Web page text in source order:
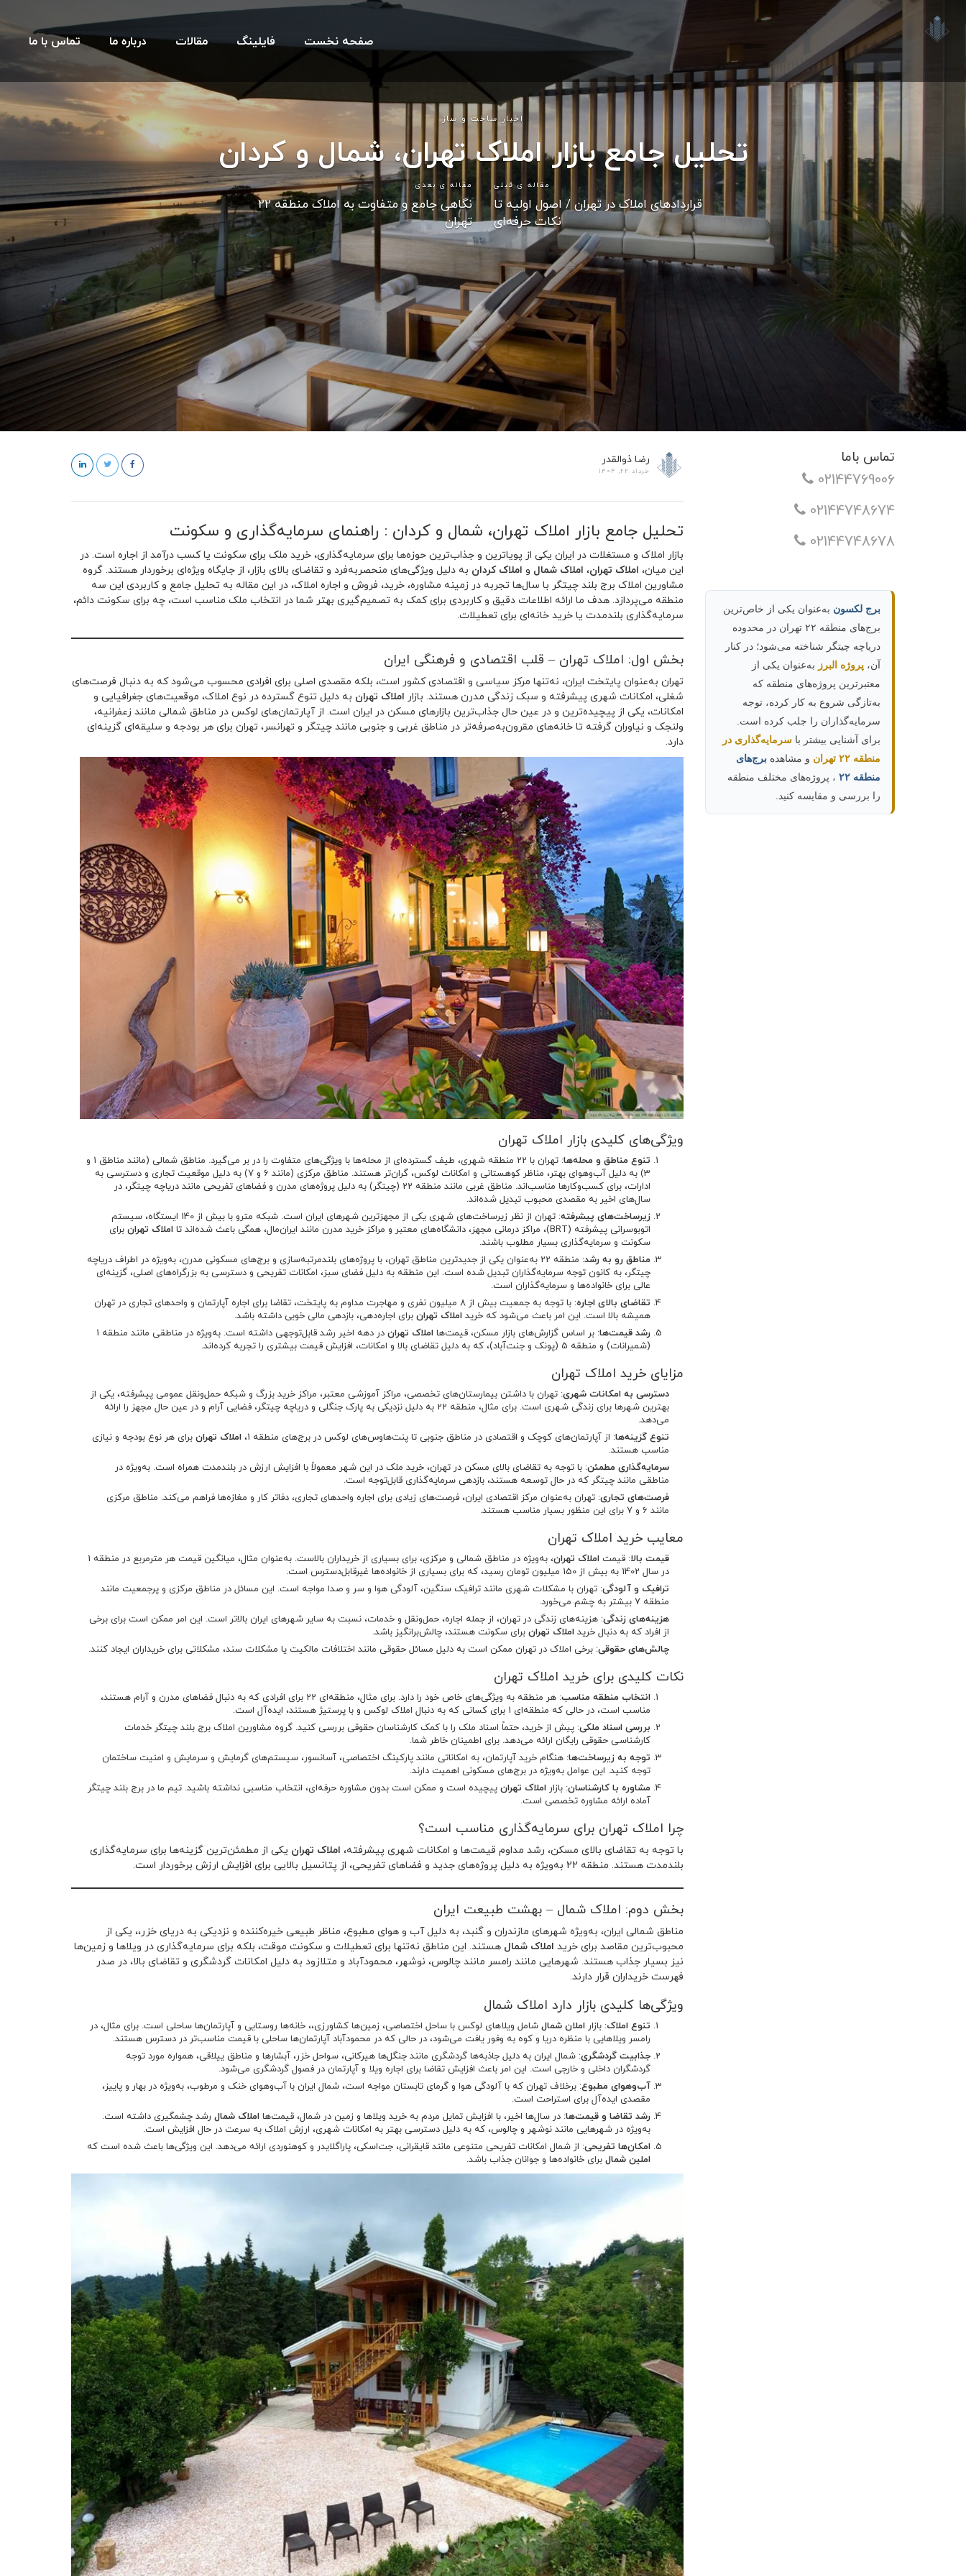
اخبار ساخت و ساز
تحلیل جامع بازار املاک تهران، شمال و کردان
مقاله ی قبلی
قراردادهای املاک در تهران / اصول اولیه تا
نکات حرفه‌ای
مقاله ی بعدی
نگاهی جامع و متفاوت به املاک منطقه 22
تهران
صفحه نخست فایلینگ مقالات درباره ما تماس با ما
تماس باما
02144769006
02144748674
02144748678
برج لکسون به‌عنوان یکی از خاص‌ترین
برج‌های منطقه ۲۲ تهران در محدوده
دریاچه چیتگر شناخته می‌شود؛ در کنار
آن،پروژه البرز به‌عنوان یکی از
معتبرترین پروژه‌های منطقه که
به‌تازگی شروع به کار کرده، توجه
سرمایه‌گذاران را جلب کرده است.
برای آشنایی بیشتر باسرمایه‌گذاری در
منطقه ۲۲ تهران
و مشاهدهبرج‌های
منطقه ۲۲
، پروژه‌های مختلف منطقه
را بررسی و مقایسه کنید.
رضا ذوالقدر
خرداد 22, 1404
تحلیل جامع بازار املاک تهران، شمال و کردان : راهنمای سرمایه‌گذاری و سکونت
بازار املاک و مستغلات در ایران یکی از پویاترین و جذاب‌ترین حوزه‌ها برای سرمایه‌گذاری، خرید ملک برای سکونت یا کسب درآمد از اجاره است. در
این میان، املاک تهران، املاک شمال و املاک کردان به دلیل ویژگی‌های منحصربه‌فرد و تقاضای بالای بازار، از جایگاه ویژه‌ای برخوردار هستند. گروه
مشاورین املاک برج بلند چیتگر با سال‌ها تجربه در زمینه مشاوره، خرید، فروش و اجاره املاک، در این مقاله به تحلیل جامع و کاربردی این سه
منطقه می‌پردازد. هدف ما ارائه اطلاعات دقیق و کاربردی برای کمک به تصمیم‌گیری بهتر شما در انتخاب ملک مناسب است، چه برای سکونت دائم،
سرمایه‌گذاری بلندمدت یا خرید خانه‌ای برای تعطیلات.
بخش اول: املاک تهران – قلب اقتصادی و فرهنگی ایران
تهران به‌عنوان پایتخت ایران، نه‌تنها مرکز سیاسی و اقتصادی کشور است، بلکه مقصدی اصلی برای افرادی محسوب می‌شود که به دنبال فرصت‌های
شغلی، امکانات شهری پیشرفته و سبک زندگی مدرن هستند. بازار املاک تهران به دلیل تنوع گسترده در نوع املاک، موقعیت‌های جغرافیایی و
امکانات، یکی از پیچیده‌ترین و در عین حال جذاب‌ترین بازارهای مسکن در ایران است. از آپارتمان‌های لوکس در مناطق شمالی مانند زعفرانیه،
ولنجک و نیاوران گرفته تا خانه‌های مقرون‌به‌صرفه‌تر در مناطق غربی و جنوبی مانند چیتگر و تهرانسر، تهران برای هر بودجه و سلیقه‌ای گزینه‌ای
دارد.
ویژگی‌های کلیدی بازار املاک تهران
تنوع مناطق و محله‌ها
: تهران با 22 منطقه شهری، طیف گسترده‌ای از محله‌ها با ویژگی‌های متفاوت را در بر می‌گیرد. مناطق شمالی (مانند مناطق 1 و
3) به دلیل آب‌وهوای بهتر، مناظر کوهستانی و امکانات لوکس، گران‌تر هستند. مناطق مرکزی (مانند 6 و 7) به دلیل موقعیت تجاری و دسترسی به
ادارات، برای کسب‌وکارها مناسب‌اند. مناطق غربی مانند منطقه 22 (چیتگر) به دلیل پروژه‌های مدرن و فضاهای تفریحی مانند دریاچه چیتگر، در
سال‌های اخیر به مقصدی محبوب تبدیل شده‌اند.
زیرساخت‌های پیشرفته
: تهران از نظر زیرساخت‌های شهری یکی از مجهزترین شهرهای ایران است. شبکه مترو با بیش از 140 ایستگاه، سیستم
اتوبوسرانی پیشرفته (BRT)، مراکز درمانی مجهز، دانشگاه‌های معتبر و مراکز خرید مدرن مانند ایران‌مال، همگی باعث شده‌اند تا
املاک تهران برای
سکونت و سرمایه‌گذاری بسیار مطلوب باشند.
مناطق رو به رشد
: منطقه 22 به‌عنوان یکی از جدیدترین مناطق تهران، با پروژه‌های بلندمرتبه‌سازی و برج‌های مسکونی مدرن، به‌ویژه در اطراف دریاچه
چیتگر، به کانون توجه سرمایه‌گذاران تبدیل شده است. این منطقه به دلیل فضای سبز، امکانات تفریحی و دسترسی به بزرگراه‌های اصلی، گزینه‌ای
عالی برای خانواده‌ها و سرمایه‌گذاران است.
تقاضای بالای اجاره
: با توجه به جمعیت بیش از 8 میلیون نفری و مهاجرت مداوم به پایتخت، تقاضا برای اجاره آپارتمان و واحدهای تجاری در تهران
همیشه بالا است. این امر باعث می‌شود که خریداملاک تهران برای اجاره‌دهی، بازدهی مالی خوبی داشته باشد.
رشد قیمت‌ها: بر اساس گزارش‌های بازار مسکن، قیمت‌هااملاک تهران
در دهه اخیر رشد قابل‌توجهی داشته است. به‌ویژه در مناطقی مانند منطقه 1
(شمیرانات) و منطقه 5 (پونک و جنت‌آباد)، که به دلیل تقاضای بالا و امکانات، افزایش قیمت بیشتری را تجربه کرده‌اند.
مزایای خرید املاک تهران
دسترسی به امکانات شهری: تهران با داشتن بیمارستان‌های تخصصی، مراکز آموزشی معتبر، مراکز خرید بزرگ و شبکه حمل‌ونقل عمومی پیشرفته، یکی از
بهترین شهرها برای زندگی شهری است. برای مثال، منطقه 22 به دلیل نزدیکی به پارک جنگلی و دریاچه چیتگر، فضایی آرام و در عین حال مجهز را ارائه
می‌دهد.
تنوع گزینه‌ها: از آپارتمان‌های کوچک و اقتصادی در مناطق جنوبی تا پنت‌هاوس‌های لوکس در برج‌های منطقه 1، املاک تهران برای هر نوع بودجه و نیازی
مناسب هستند.
سرمایه‌گذاری مطمئن: با توجه به تقاضای بالای مسکن در تهران، خرید ملک در این شهر معمولاً با افزایش ارزش در بلندمدت همراه است. به‌ویژه در
مناطقی مانند چیتگر که در حال توسعه هستند، بازدهی سرمایه‌گذاری قابل‌توجه است.
فرصت‌های تجاری: تهران به‌عنوان مرکز اقتصادی ایران، فرصت‌های زیادی برای اجاره واحدهای تجاری، دفاتر کار و مغازه‌ها فراهم می‌کند. مناطق مرکزی
مانند 6 و 7 برای این منظور بسیار مناسب هستند.
معایب خرید املاک تهران
قیمت بالا: قیمتاملاک تهران
، به‌ویژه در مناطق شمالی و مرکزی، برای بسیاری از خریداران بالاست. به‌عنوان مثال، میانگین قیمت هر مترمربع در منطقه 1
در سال 1402 به بیش از 150 میلیون تومان رسید، که برای بسیاری از خانواده‌ها غیرقابل‌دسترس است.
ترافیک و آلودگی: تهران با مشکلات شهری مانند ترافیک سنگین، آلودگی هوا و سر و صدا مواجه است. این مسائل در مناطق مرکزی و پرجمعیت مانند
منطقه 7 بیشتر به چشم می‌خورد.
هزینه‌های زندگی: هزینه‌های زندگی در تهران، از جمله اجاره، حمل‌ونقل و خدمات، نسبت به سایر شهرهای ایران بالاتر است. این امر ممکن است برای برخی
از افراد که به دنبال خریداملاک تهران برای سکونت هستند، چالش‌برانگیز باشد.
چالش‌های حقوقی: برخی املاک در تهران ممکن است به دلیل مسائل حقوقی مانند اختلافات مالکیت یا مشکلات سند، مشکلاتی برای خریداران ایجاد کنند.
نکات کلیدی برای خرید املاک تهران
انتخاب منطقه مناسب
: هر منطقه به ویژگی‌های خاص خود را دارد. برای مثال، منطقه‌ای 22 برای افرادی که به دنبال فضا‌های مدرن و آرام هستند،
مناسب است، در حالی که منطقه‌ای 1 برای کسانی که به دنبال املاک لوکس و با پرستیژ هستند، ایده‌آل است.
بررسی اسناد ملکی: پیش از خرید، حتماً اسناد ملک را با کمک کارشناسان حقوقی بررسی کنید. گروه مشاورین املاک برج بلند چیتگر خدمات
کارشناسی حقوقی رایگان ارائه می‌دهد. برای اطمینان خاطر شما.
توجه به زیرساخت‌ها: هنگام خرید آپارتمان، به امکاناتی مانند پارکینگ اختصاصی، آسانسور، سیستم‌های گرمایش و سرمایش و امنیت ساختمان
توجه کنید. این عوامل به‌ویژه در برج‌های مسکونی اهمیت دارند.
مشاوره با کارشناسان: بازاراملاک تهران پیچیده است و ممکن است بدون مشاوره حرفه‌ای، انتخاب مناسبی نداشته باشید. تیم ما در برج بلند چیتگر
آماده ارائه مشاوره تخصصی است.
چرا املاک تهران برای سرمایه‌گذاری مناسب است؟
با توجه به تقاضای بالای مسکن، رشد مداوم قیمت‌ها و امکانات شهری پیشرفته، املاک تهران یکی از مطمئن‌ترین گزینه‌ها برای سرمایه‌گذاری
بلندمدت هستند. منطقه 22 به‌ویژه به دلیل پروژه‌های جدید و فضا‌های تفریحی، از پتانسیل بالایی برای افزایش ارزش برخوردار است.
بخش دوم: املاک شمال – بهشت طبیعت ایران
مناطق شمالی ایران، به‌ویژه شهرهای مازندران و گنبد، به دلیل آب و هوای مطبوع، مناظر طبیعی خیره‌کننده و نزدیکی به دریای خزر،، یکی از
محبوب‌ترین مقاصد برای خرید املاک شمال هستند. این مناطق نه‌تنها برای تعطیلات و سکونت موقت، بلکه برای سرمایه‌گذاری در ویلا‌ها و زمین‌ها
نیز بسیار جذاب هستند. شهرهایی مانند رامسر مانند چالوس، نوشهر، محمودآباد و متلازود به دلیل امکانات گردشگری و تقاضای بالا، در صدر
فهرست خریداران قرار دارند.
ویژگی‌ها کلیدی بازار دارد املاک شمال
تنوع املاک: بازاراملان شمال شامل ویلاهای لوکس با ساحل اختصاصی، زمین‌ها کشاورزی،، خانه‌ها روستایی و آپارتمان‌ها ساحلی است. برای مثال، در
رامسر ویلاهایی با منظره دریا و کوه به وفور یافت می‌شود، در حالی که در محمودآباد آپارتمان‌ها ساحلی با قیمت مناسب‌تر در دسترس هستند.
جذابیت گردشگری: شمال ایران به دلیل جاذبه‌ها گردشگری مانند جنگل‌ها هیرکانی، سواحل خزر، آبشارها و مناطق ییلاقی، همواره مورد توجه
گردشگران داخلی و خارجی است. این امر باعث افزایش تقاضا برای اجاره ویلا و آپارتمان در فصول گردشگری می‌شود.
آب‌وهوای مطبوع: برخلاف تهران که با آلودگی هوا و گرمای تابستان مواجه است، شمال ایران با آب‌وهوای خنک و مرطوب، به‌ویژه در بهار و پاییز،
مقصدی ایده‌آل برای استراحت است.
رشد تقاضا و قیمت‌ها: در سال‌ها اخیر، با افزایش تمایل مردم به خرید ویلاها و زمین در شمال، قیمت‌هااملاک شمال رشد چشمگیری داشته است.
به‌ویژه در شهرهایی مانند نوشهر و چالوس، که به دلیل دسترسی بهتر به امکانات شهری، ارزش املاک به سرعت در حال افزایش است.
امکان‌ها تفریحی: از شمال امکانات تفریحی متنوعی مانند قایقرانی، جت‌اسکی، پاراگلایدر و کوهنوردی ارائه می‌دهد. این ویژگی‌ها باعث شده است که
املین شمال برای خانواده‌ها و جوانان جذاب باشد.